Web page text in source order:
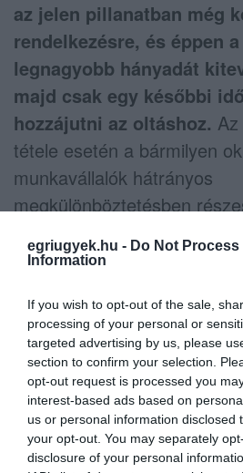
egriugyek.hu - Do Not Process
Information
If you wish to opt-out of the sale,
processing of your personal or
targeted advertising by us, please
section to confirm your selection.
opt-out request is processed you
interest-based ads based on
us or personal information disclosed
your opt-out. You may separately
disclosure of your personal
az jelen pillanatban még
rendelkezésre, és éppen
legnagyobb hányadát
majd csak egy későbbi
hozzájutni az oltáshoz.
tétele esetén a bármilyen
munkavállalók hátrányos
megkülönböztetésben
beoltott munkavállalókhoz
jogi következményekkel
nézve.
A közleményben
munkaszerződés
munkavállaló
emiatt az állásinterjún sem